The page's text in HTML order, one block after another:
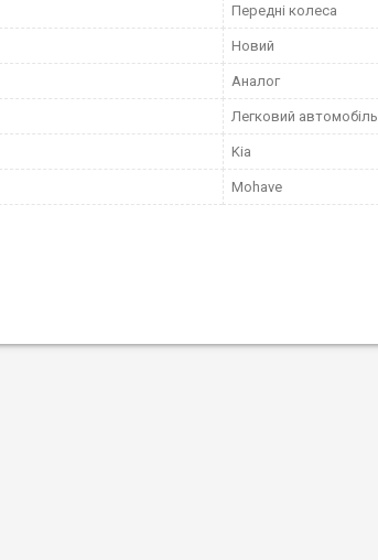
Передні колеса
Новий
Аналог
Легковий автомобіль
Kia
Mohave